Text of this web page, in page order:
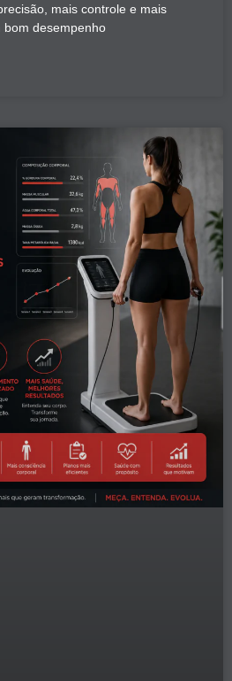
mais controle e mais
bom desempenho